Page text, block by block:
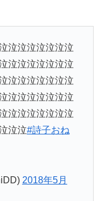
泣泣泣泣泣泣泣
泣泣泣泣泣泣泣
泣泣泣泣泣泣泣
泣泣泣泣泣泣泣
泣泣泣泣泣泣泣
泣泣#詩子おね
2018年5月